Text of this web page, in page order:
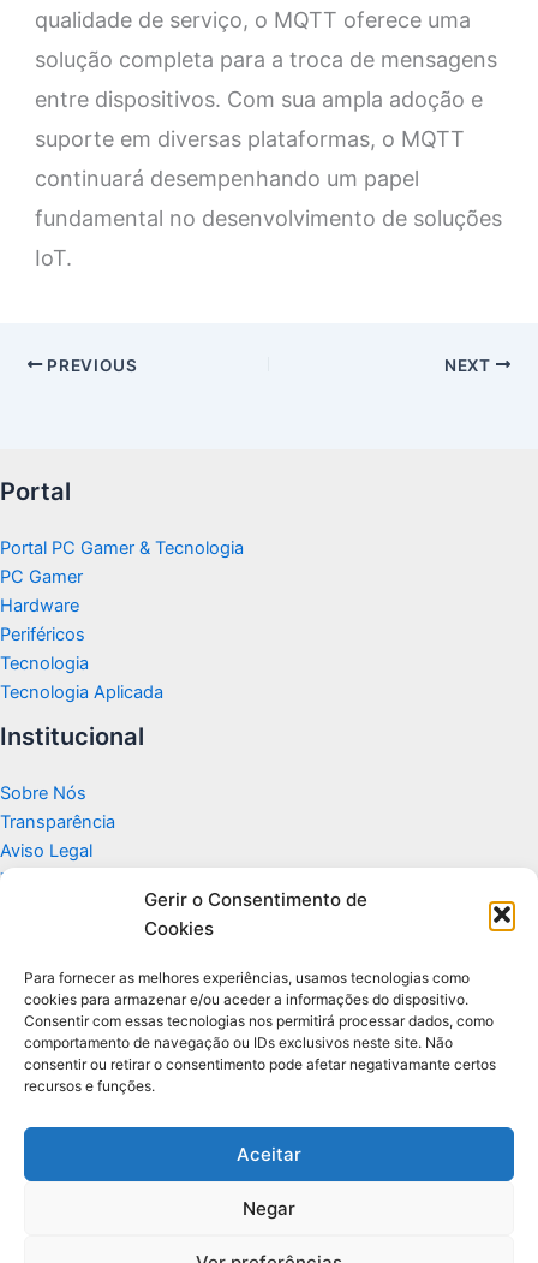
Gerir o Consentimento de
Cookies
Para fornecer as melhores experiências, usamos tecnologias como
cookies para armazenar e/ou aceder a informações do dispositivo.
Consentir com essas tecnologias nos permitirá processar dados, como
comportamento de navegação ou IDs exclusivos neste site. Não
consentir ou retirar o consentimento pode afetar negativamante certos
recursos e funções.
Aceitar
Negar
qualidade de serviço, o MQTT oferece uma
solução completa para a troca de mensagens
entre dispositivos. Com sua ampla adoção e
suporte em diversas plataformas, o MQTT
continuará desempenhando um papel
fundamental no desenvolvimento de soluções
IoT.
PREVIOUS NEXT
Portal
Portal PC Gamer & Tecnologia
PC Gamer
Hardware
Periféricos
Tecnologia
Tecnologia Aplicada
Institucional
Sobre Nós
Transparência
Aviso Legal
Termos de Uso
Politicas de Privacidade e Cookies
Apoio
Glossário de Tecnologia
Portal editorial independente sobre tecnologia, PC Gamer e guias
© 2026 Para Você Fazer - Desenvolvido por